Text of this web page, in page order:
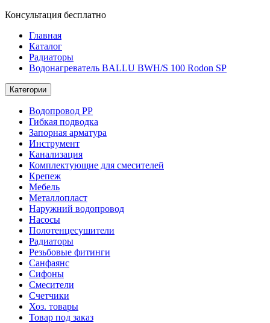
Консультация бесплатно
Главная
Каталог
Радиаторы
Водонагреватель BALLU BWH/S 100 Rodon SP
Категории
Водопровод РР
Гибкая подводка
Запорная арматура
Инструмент
Канализация
Комплектующие для смесителей
Крепеж
Мебель
Металлопласт
Наружний водопровод
Насосы
Полотенцесушители
Радиаторы
Резьбовые фитинги
Санфаянс
Сифоны
Смесители
Счетчики
Хоз. товары
Товар под заказ